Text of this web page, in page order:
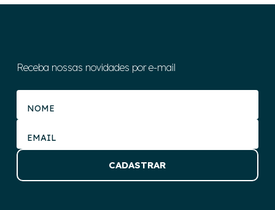
Receba nossas novidades por e-mail